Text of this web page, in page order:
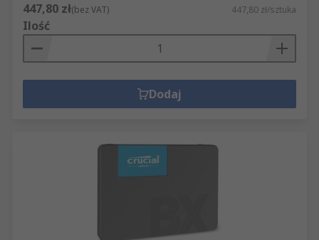
447,80 zł(bez VAT) 447,80 zł/sztuka
Ilość
Dodaj